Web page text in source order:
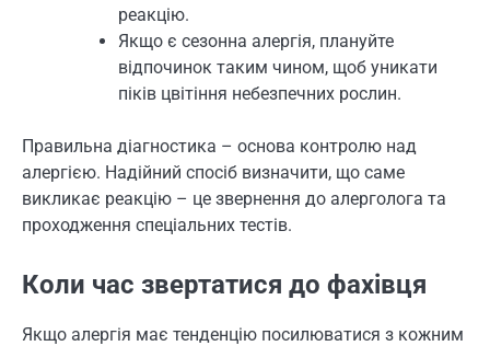
реакцію.
Якщо є сезонна алергія, плануйте
відпочинок таким чином, щоб уникати
піків цвітіння небезпечних рослин.
Правильна діагностика – основа контролю над
алергією. Надійний спосіб визначити, що саме
викликає реакцію – це звернення до алерголога та
проходження спеціальних тестів.
Коли час звертатися до фахівця
Якщо алергія має тенденцію посилюватися з кожним